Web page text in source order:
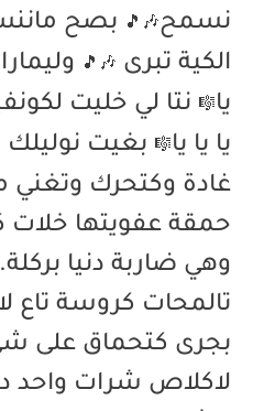
نسمح🎶
🎵 بصح
الكية تبرى 🎶
🎵
يا🎼 نتا لي خليت
يا يا يا🎼 بغيت نوليلك
غادة وكتحرك
حمقة عفويتها خلات
وهي ضاربة دنيا
تالمحات كروسة
بجرى كتحماق على
لاكلاص شرات واحد